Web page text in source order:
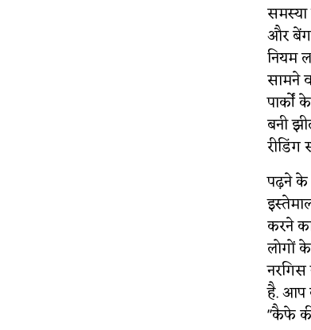
और
नियम
सामने
पार्कों
बनी
रीडिंग
पढ़ने के
करने
लोगों
है. आप
"कैफे